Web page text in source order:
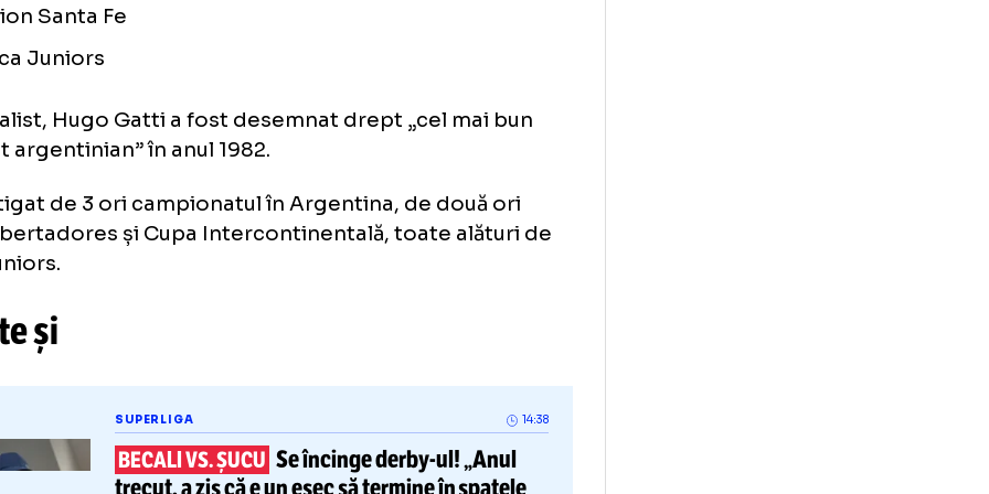
Atlanta
River Plate
Gimnasia la Plata
Union Santa Fe
Hugo Gatti a fost desemnat drept „cel mai bun